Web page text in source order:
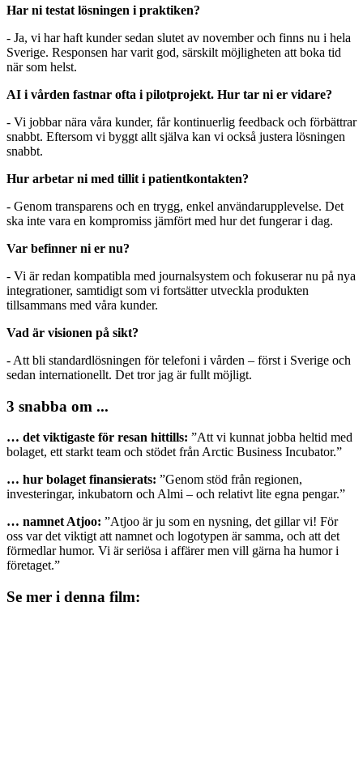
Har ni testat lösningen i praktiken?
- Ja, vi har haft kunder sedan slutet av november och finns nu i hela
Sverige. Responsen har varit god, särskilt möjligheten att boka tid
när som helst.
AI i vården fastnar ofta i pilotprojekt. Hur tar ni er vidare?
- Vi jobbar nära våra kunder, får kontinuerlig feedback och förbättrar
snabbt. Eftersom vi byggt allt själva kan vi också justera lösningen
snabbt.
Hur arbetar ni med tillit i patientkontakten?
- Genom transparens och en trygg, enkel användarupplevelse. Det
ska inte vara en kompromiss jämfört med hur det fungerar i dag.
Var befinner ni er nu?
- Vi är redan kompatibla med journalsystem och fokuserar nu på nya
integrationer, samtidigt som vi fortsätter utveckla produkten
tillsammans med våra kunder.
Vad är visionen på sikt?
- Att bli standardlösningen för telefoni i vården – först i Sverige och
sedan internationellt. Det tror jag är fullt möjligt.
3 snabba om ...
… det viktigaste för resan hittills: ”Att vi kunnat jobba heltid med
bolaget, ett starkt team och stödet från Arctic Business Incubator.”
… hur bolaget finansierats: ”Genom stöd från regionen,
investeringar, inkubatorn och Almi – och relativt lite egna pengar.”
… namnet Atjoo: ”Atjoo är ju som en nysning, det gillar vi! För
oss var det viktigt att namnet och logotypen är samma, och att det
förmedlar humor. Vi är seriösa i affärer men vill gärna ha humor i
företaget.”
Se mer i denna film: